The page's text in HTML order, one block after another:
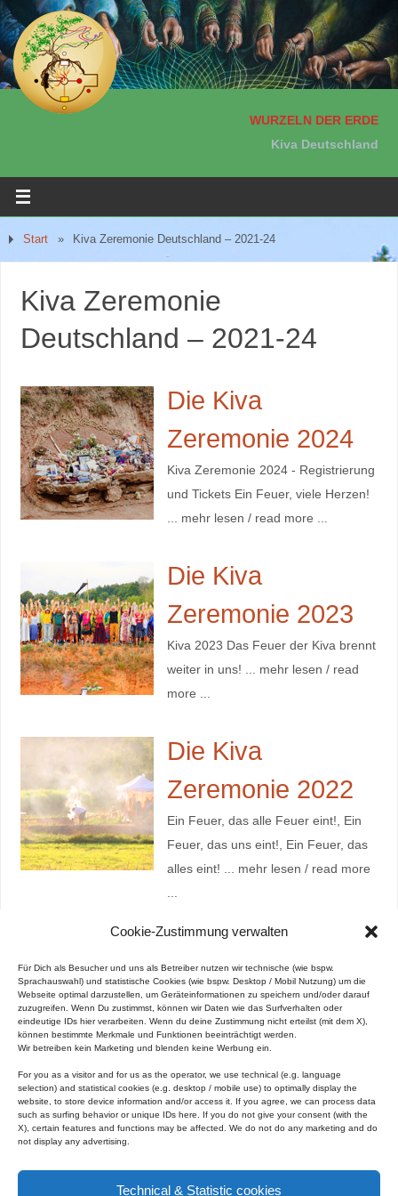
Cookie-Zustimmung verwalten
Für Dich als Besucher und uns als Betreiber nutzen wir technische (wie bspw.
Sprachauswahl) und statistische Cookies (wie bspw. Desktop / Mobil Nutzung) um die
Webseite optimal darzustellen, um Geräteinformationen zu speichern und/oder darauf
zuzugreifen. Wenn Du zustimmst, können wir Daten wie das Surfverhalten oder
eindeutige IDs hier verarbeiten. Wenn du deine Zustimmung nicht erteilst (mit dem X),
können bestimmte Merkmale und Funktionen beeinträchtigt werden.
Wir betreiben kein Marketing und blenden keine Werbung ein.
For you as a visitor and for us as the operator, we use technical (e.g. language
selection) and statistical cookies (e.g. desktop / mobile use) to optimally display the
website, to store device information and/or access it.
If you agree, we can process data
such as surfing behavior or unique IDs here.
If you do not give your consent (with the
X), certain features and functions may be affected.
We do not do any marketing and do
not display any advertising.
Technical & Statistic cookies
WURZELN DER ERDE
Kiva Deutschland
Start » Kiva Zeremonie Deutschland – 2021-24
Kiva Zeremonie
Deutschland – 2021-24
Die Kiva
Zeremonie 2024
Kiva Zeremonie 2024 - Registrierung
und Tickets Ein Feuer, viele Herzen!
... mehr lesen / read more ...
Die Kiva
Zeremonie 2023
Kiva 2023 Das Feuer der Kiva brennt
weiter in uns! ... mehr lesen / read
more ...
Die Kiva
Zeremonie 2022
Ein Feuer, das alle Feuer eint!, Ein
Feuer, das uns eint!, Ein Feuer, das
alles eint! ... mehr lesen / read more
Zeremonie 2021
Wir sind mit Allem verbunden, für
Alles mit dem wir verbunden sind,
read more ...